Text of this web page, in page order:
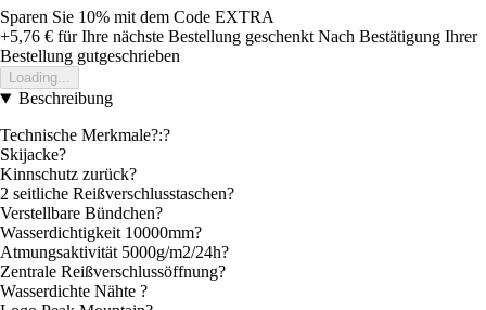
Sparen Sie 10% mit dem Code EXTRA
+5,76 € für Ihre nächste Bestellung geschenkt Nach Bestätigung Ihrer
Bestellung gutgeschrieben
Loading...
Beschreibung
Technische Merkmale?:?
Skijacke?
Kinnschutz zurück?
2 seitliche Reißverschlusstaschen?
Verstellbare Bündchen?
Wasserdichtigkeit 10000mm?
Atmungsaktivität 5000g/m2/24h?
Zentrale Reißverschlussöffnung?
Wasserdichte Nähte ?